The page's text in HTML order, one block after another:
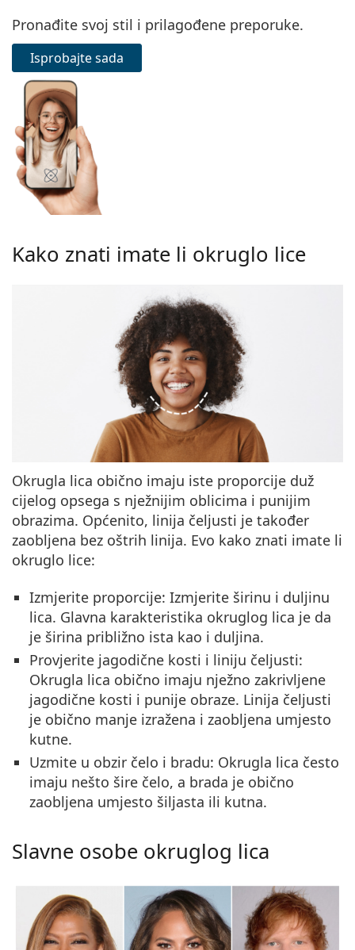
Prada
Sve marke sunčanih naočala
Pronađite svoj stil i prilagođene preporuke.
Isprobajte sada
Kako znati imate li okruglo lice
Okrugla lica obično imaju iste proporcije duž
cijelog opsega s nježnijim oblicima i punijim
obrazima. Općenito, linija čeljusti je također
zaobljena bez oštrih linija. Evo kako znati imate li
okruglo lice:
Izmjerite proporcije: Izmjerite širinu i duljinu
lica. Glavna karakteristika okruglog lica je da
je širina približno ista kao i duljina.
Provjerite jagodične kosti i liniju čeljusti:
Okrugla lica obično imaju nježno zakrivljene
jagodične kosti i punije obraze. Linija čeljusti
je obično manje izražena i zaobljena umjesto
kutne.
Uzmite u obzir čelo i bradu: Okrugla lica često
imaju nešto šire čelo, a brada je obično
zaobljena umjesto šiljasta ili kutna.
Slavne osobe okruglog lica